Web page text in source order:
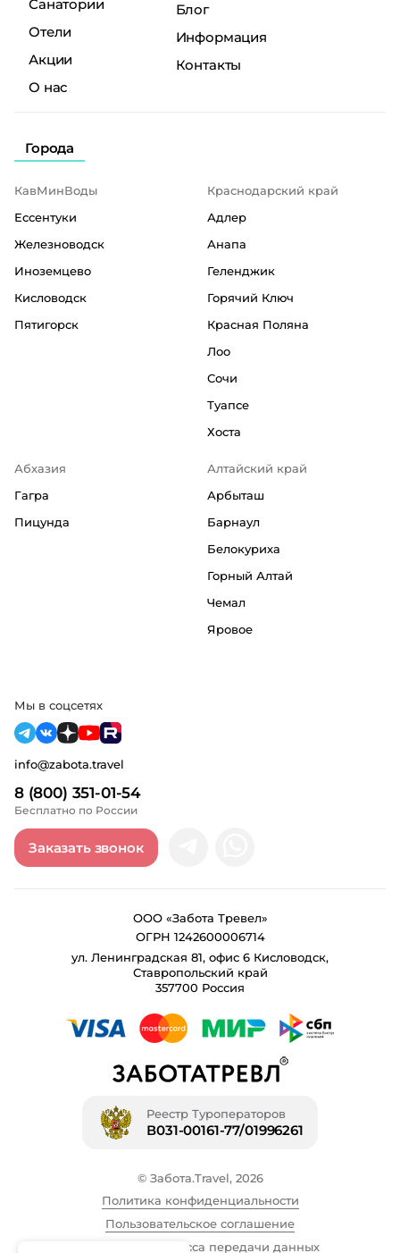
Санатории
Отели
Акции
О нас
Блог
Информация
Контакты
Города
КавМинВоды
Ессентуки
Железноводск
Иноземцево
Кисловодск
Пятигорск
Краснодарский край
Адлер
Анапа
Геленджик
Горячий Ключ
Красная Поляна
Лоо
Сочи
Туапсе
Хоста
Абхазия
Гагра
Пицунда
Алтайский край
Арбыташ
Барнаул
Белокуриха
Горный Алтай
Чемал
Яровое
8 (800) 351-01-54
Бесплатно по России
info@zabota.travel
Заказать звонок
Мы в соцсетях
ООО «Забота Тревел»
ОГРН 1242600006714
ул. Ленинградская 81, офис 6 Кисловодск,
Ставропольский край
357700 Россия
Реестр Туроператоров
В031-00161-77/01996261
© Забота.Travel, 2026
Политика конфиденциальности
Пользовательское соглашение
Описание процесса передачи данных